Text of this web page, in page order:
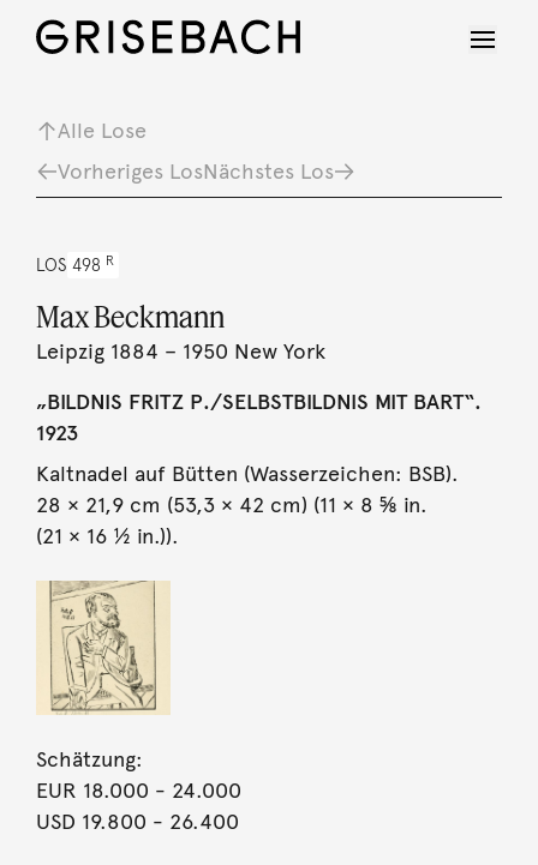
Alle Lose
Vorheriges LosNächstes Los
LOS 498 R
Max Beckmann
Leipzig 1884 – 1950 New York
„BILDNIS FRITZ P./SELBSTBILDNIS MIT BART“.
1923
Kaltnadel auf Bütten (Wasserzeichen: BSB).
28 × 21,9 cm (53,3 × 42 cm) (11 × 8 ⅝ in.
(21 × 16 ½ in.)).
Schätzung:
EUR 18.000 - 24.000
USD 19.800 - 26.400